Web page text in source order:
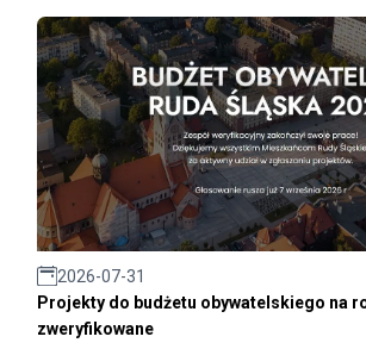
2026-07-31
Projekty do budżetu obywatelskiego na
zweryfikowane